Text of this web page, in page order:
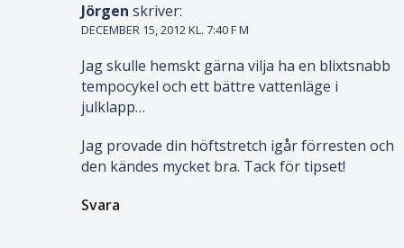
Jörgen skriver:
DECEMBER 15, 2012 KL. 7:40 F M
Jag skulle hemskt gärna vilja ha en blixtsnabb
tempocykel och ett bättre vattenläge i
julklapp…
Jag provade din höftstretch igår förresten och
den kändes mycket bra. Tack för tipset!
Svara